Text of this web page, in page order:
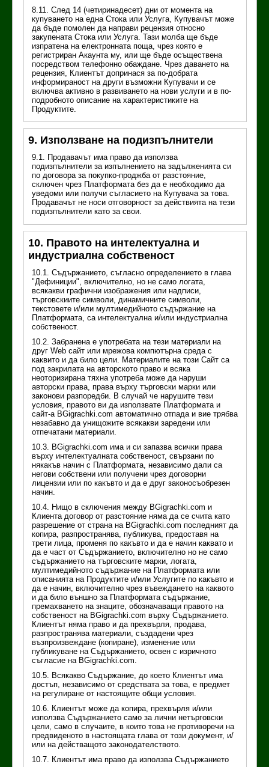
8.11. След 14 (четиринадесет) дни от момента на
купуването на една Стока или Услуга, Купувачът може
да бъде помолен да направи рецензия относно
закупената Стока или Услуга. Тази молба ще бъде
изпратена на електронната поща, чрез която е
регистриран Акаунта му, или ще бъде осъществена
посредством телефонно обаждане. Чрез даването на
рецензия, Клиентът допринася за по-добрата
информираност на други възможни Купувачи и се
включва активно в развиването на нови услуги и в по-
подробното описание на характеристиките на
Продуктите.
9. Използване на подизпълнители
9.1. Продавачът има право да използва
подизпълнители за изпълнението на задълженията си
по договора за покупко-проджба от разстояние,
сключен чрез Платформата без да е необходимо да
уведоми или получи съгласието на Купувача за това.
Продавачът не носи отговорност за действията на тези
подизпълнители като за свои.
10. Правото на интелектуална и
индустриална собственост
10.1. Съдържанието, съгласно определението в глава
"Дефиниции", включително, но не само логата,
всякакви графични изображения или надписи,
търговскиите символи, динамичните символи,
текстовете и/или мултимедийното съдържание на
Платформата, са интелектуална и/или индустриална
собственост.
10.2. Забранена е употребата на тези материали на
друг Web сайт или мрежова компютърна среда с
каквито и да било цели. Материалите на този Сайт са
под закрилата на авторското право и всяка
неоторизирана тяхна употреба може да наруши
авторски права, права върху търговски марки или
законови разпоредби. В случай че нарушите тези
условия, правото ви да използвате Платформата и
сайт-а BGigrachki.com автоматично отпада и вие трябва
незабавно да унищожите всякакви заредени или
отпечатани материали.
10.3. BGigrachki.com има и си запазва всички права
върху интелектуалната собственост, свързани по
някакъв начин с Платформата, независимо дали са
негови собствени или получени чрез договорни
лицензии или по какъвто и да е друг законосъобрезен
начин.
10.4. Нищо в сключения между BGigrachki.com и
Клиента договор от разстояние няма да се счита като
разрешение от страна на BGigrachki.com последният да
копира, разпространява, публикува, предоставя на
трети лица, променя по какъвто и да е начин каквато и
да е част от Съдържанието, включително но не само
съдържанието на търговските марки, логата,
мултимедийното съдържание на Платформата или
описанията на Продуктите и/или Услугите по какъвто и
да е начин, включително чрез въвеждането на каквото
и да било външно за Платформата съдържание,
премахването на знаците, обозначаващи правото на
собственост на BGigrachki.com върху Съдържанието.
Клиентът няма право и да прехвърля, продава,
разпространява материали, създадени чрез
възпроизвеждане (копиране), изменение или
публикуване на Съдържанието, освен с изричното
съгласие на BGigrachki.com.
10.5. Всякакво Съдържание, до което Клиентът има
достъп, независимо от средствата за това, е предмет
на регулиране от настоящите общи условия.
10.6. Клиентът може да копира, прехвърля и/или
използва Съдържанието само за лични нетърговски
цели, само в случаите, в които това не противоречи на
предвиденото в настоящата глава от този документ, и/
или на действащото законодателството.
10.7. Клиентът има право да използва Съдържанието